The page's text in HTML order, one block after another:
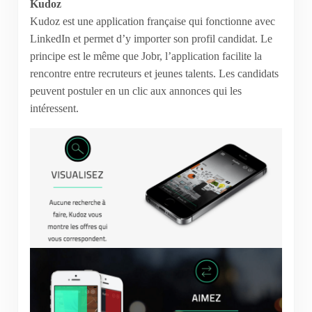
Kudoz
Kudoz est une application française qui fonctionne avec
LinkedIn et permet d’y importer son profil candidat. Le
principe est le même que Jobr, l’application facilite la
rencontre entre recruteurs et jeunes talents. Les candidats
peuvent postuler en un clic aux annonces qui les
intéressent.